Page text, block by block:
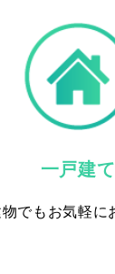
一戸建て
でもお気軽に